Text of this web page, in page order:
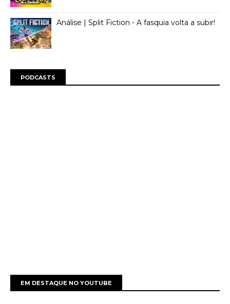
Análise | Split Fiction - A fasquia volta a subir!
PODCASTS
EM DESTAQUE NO YOUTUBE